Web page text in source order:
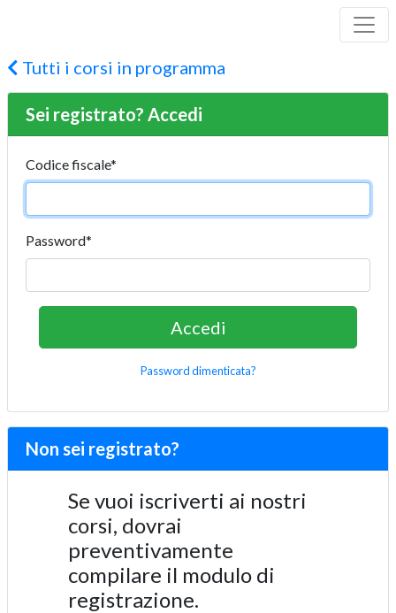
Tutti i corsi in programma
Sei registrato? Accedi
Codice fiscale*
Password*
Password dimenticata?
Non sei registrato?
Se vuoi iscriverti ai nostri
corsi, dovrai
preventivamente
compilare il modulo di
registrazione.